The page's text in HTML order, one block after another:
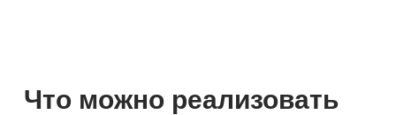
Что можно реализовать